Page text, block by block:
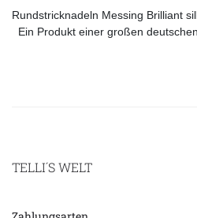
Rundstricknadeln Messing Brilliant
Ein Produkt einer großen
TELLI´S WELT